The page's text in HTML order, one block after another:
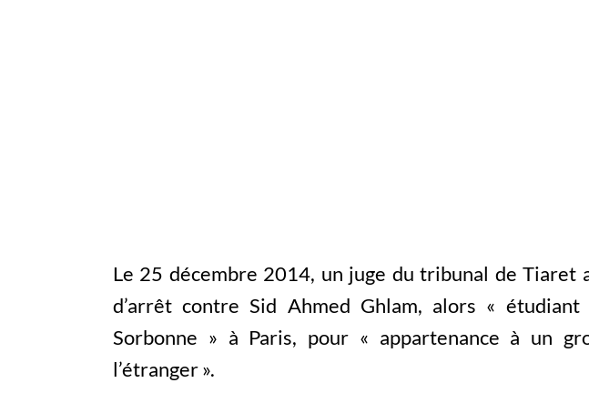
Le 25 décembre 2014, un juge du tribunal de Tiaret
d’arrêt contre Sid Ahmed Ghlam, alors «
Sorbonne » à Paris, pour « appartenance à un
l’étranger ».